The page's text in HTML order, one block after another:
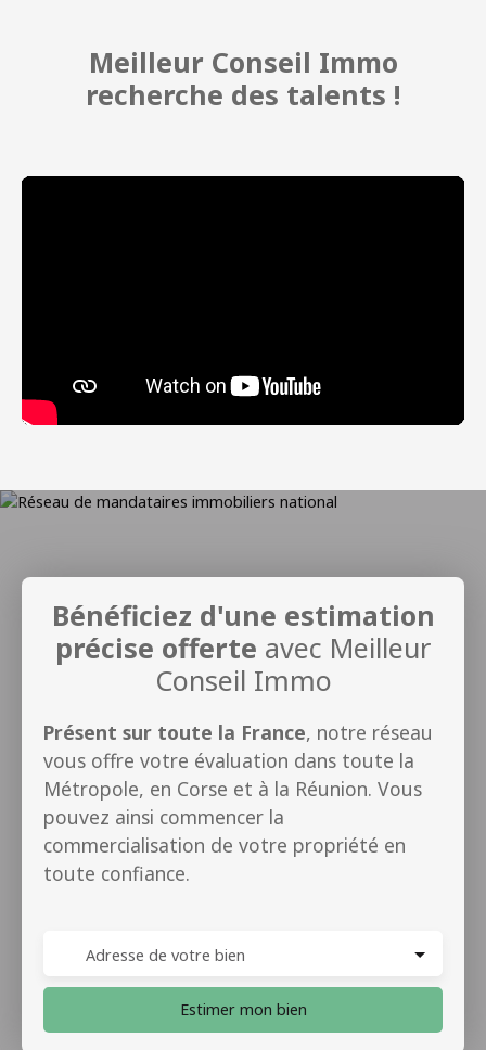
Meilleur Conseil Immo
recherche des talents !
Bénéficiez d'une estimation
précise offerte avec Meilleur
Conseil Immo
Présent sur toute la France, notre réseau
vous offre votre évaluation dans toute la
Métropole, en Corse et à la Réunion. Vous
pouvez ainsi commencer la
commercialisation de votre propriété en
toute confiance.
Adresse de votre bien
Estimer mon bien